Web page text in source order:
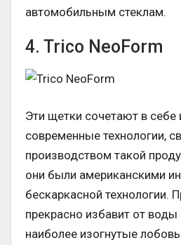
автомобильным стеклам.
4. Trico NeoForm
Эти щетки сочетают в
современные технологии,
производством такой
они были американскими
бескаркасной технологии.
прекрасно избавит от
наиболее изогнутые